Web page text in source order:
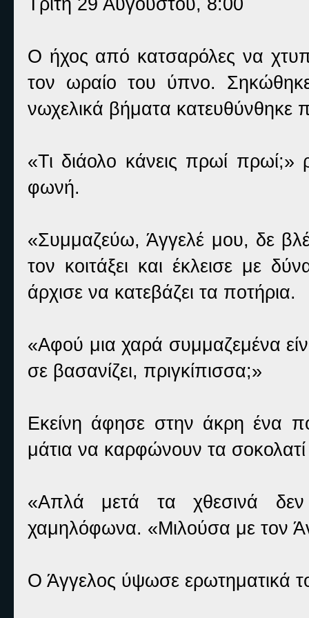
Ο ήχος από κατσαρόλες να
τον ωραίο του ύπνο.
νωχελικά βήματα κατευθύνθηκε
«Τι διάολο κάνεις πρωί
φωνή.
«Συμμαζεύω, Άγγελέ μου, δε
τον κοιτάξει και έκλεισε με
άρχισε να κατεβάζει τα ποτήρια.
«Αφού μια χαρά συμμαζεμένα
σε βασανίζει, πριγκίπισσα;»
Εκείνη άφησε στην άκρη ένα
μάτια να καρφώνουν τα σοκολατί
«Απλά μετά τα χθεσινά
χαμηλόφωνα. «Μιλούσα με τον
Ο Άγγελος ύψωσε ερωτηματικά